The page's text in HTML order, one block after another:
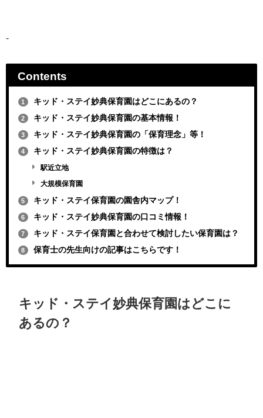
-
Contents
1 キッド・ステイ妙典保育園はどこにあるの？
2 キッド・ステイ妙典保育園の基本情報！
3 キッド・ステイ妙典保育園の「保育理念」等！
4 キッド・ステイ妙典保育園の特徴は？
駅近立地
大規模保育園
5 キッド・ステイ保育園の園舎内マップ！
6 キッド・ステイ妙典保育園の口コミ情報！
7 キッド・ステイ保育園と合わせて検討したい保育園は？
8 保育士の先生向けの記事はこちらです！
キッド・ステイ妙典保育園はどこに
あるの？